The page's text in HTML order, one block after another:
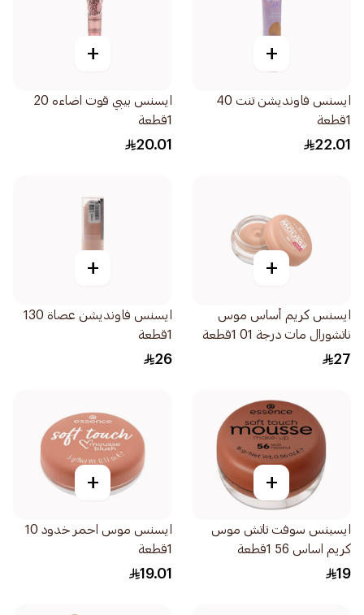
+
ايسنس فاونديشن تنت 40
1قطعة
22.01
+
ايسنس بيبي قوت اضاءه 20
1قطعة
20.01
+
ايسنس كريم أساس موس
ناتشورال مات درجة 01 1قطعة
27
+
ايسنس فاونديشن عصاة 130
1قطعة
26
+
ايسينس سوفت تاتش موس
كريم اساس 56 1قطعة
19
+
ايسنس موس احمر خدود 10
1قطعة
19.01